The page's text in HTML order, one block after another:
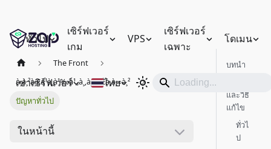
ทั่วไป
เซิร์ฟเวอร์
เกม
VPS
เซิร์ฟเวอร์
เฉพาะ
โดเมน
เช่าเซิร์ฟเวอร์ ไทย
The Front
à¸à¸²à¸£à¹à¸à¹‰à¹„à¸‚à¸›à¸±à¸à¸«à¸²
ปัญหาทั่วไป
ในหน้านี้
บทนำ
และวิธี
แก้ไข
ทั่วไ
ป